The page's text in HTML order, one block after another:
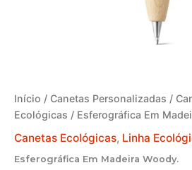
Início / Canetas Personalizadas /
Ecológicas / Esferográfica Em
Canetas Ecológicas, Linha
Esferográfica Em Madeira Woody.